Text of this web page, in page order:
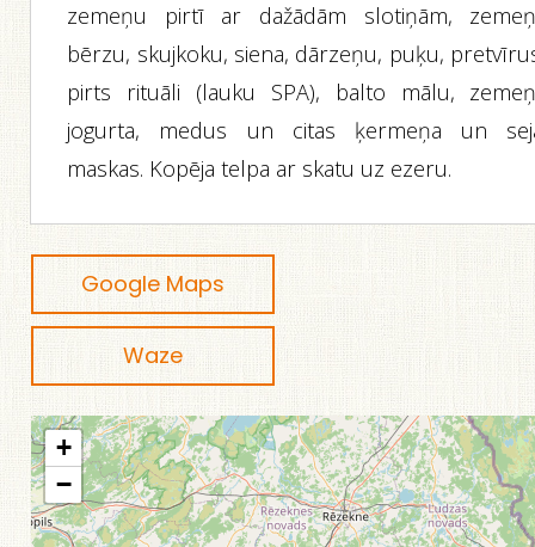
zemeņu pirtī ar dažādām slotiņām,
bērzu, skujkoku, siena, dārzeņu, puķu,
pirts rituāli (lauku SPA), balto mālu,
jogurta, medus un citas ķermeņa un
maskas. Kopēja telpa ar skatu uz ezeru.
Google Maps
Waze
+
−